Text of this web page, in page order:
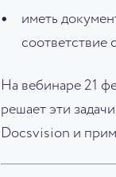
иметь
соответствие
На вебинаре 21
решает эти
Docsvision и